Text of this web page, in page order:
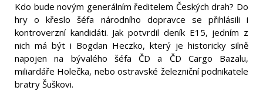
Kdo bude novým generálním ředitelem Českých drah? Do
hry o křeslo šéfa národního dopravce se přihlásili i
kontroverzní kandidáti. Jak potvrdil deník E15, jedním z
nich má být i Bogdan Heczko, který je historicky silně
napojen na bývalého šéfa ČD a ČD Cargo Bazalu,
miliardáře Holečka, nebo ostravské železniční podnikatele
bratry Šuškovi.